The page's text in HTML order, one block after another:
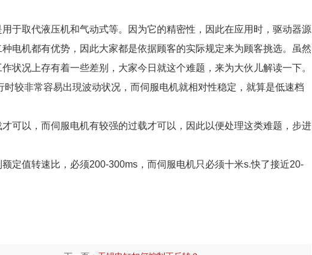
于取代液压机和气动式等。因为它的精密性，因此在应用时，驱动器源
电机都有优势，因此大家都是依据顾客的实际规定来为顾客挑选。虽然
状况上存有着一些差别，大家今日就这个难题，来为大伙儿解读一下。
时较非常容易出現波动状况，而伺服电机就相对性稳定，就算是低速档
可以，而伺服电机有较强的过载才可以，因此以便处理这类难题，步进
定值转速比，必须200-300ms，而伺服电机只必须十米s.快了接近20-